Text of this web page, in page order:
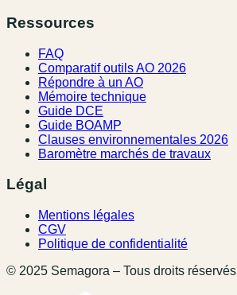
Ressources
FAQ
Comparatif outils AO 2026
Répondre à un AO
Mémoire technique
Guide DCE
Guide BOAMP
Clauses environnementales 2026
Baromètre marchés de travaux
Légal
Mentions légales
CGV
Politique de confidentialité
© 2025 Semagora – Tous droits réservés